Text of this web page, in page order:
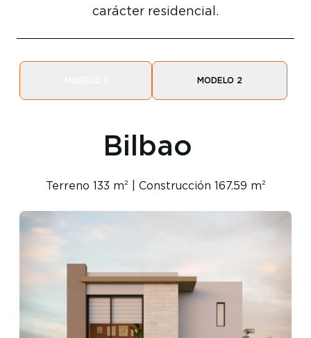
carácter residencial.
MODELO 2
Bilbao
Terreno 133 m² | Construcción 167.59 m²